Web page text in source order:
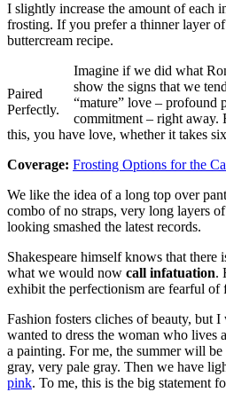
I slightly increase the amount of each
frosting. If you prefer a thinner layer
buttercream recipe.
Paired
Perfectly.
Imagine if we did what
show the signs that we
“mature” love – profound
commitment – right away.
this, you have love, whether it takes
Coverage: Frosting Options for the
We like the idea of a long top over
combo of no straps, very long layers of
looking smashed the latest records.
Shakespeare himself knows that there
what we would now call infatuation.
exhibit the perfectionism are fearful of
Fashion fosters cliches of beauty, but
wanted to dress the woman who lives
a painting. For me, the summer will
gray, very pale gray. Then we have
pink. To me, this is the big statement